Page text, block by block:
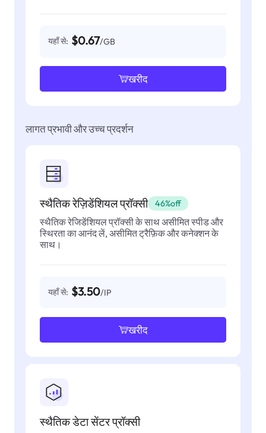
यहाँ से: $0.67/GB
खरीद
लागत प्रभावी और उच्च प्रदर्शन
स्थैतिक रेज़िडेंशियल प्रॉक्सी 46%off
स्थैतिक रेजिडेंशियल प्रॉक्सी के साथ असीमित स्पीड और
स्थिरता का आनंद लें, असीमित ट्रैफ़िक और कनेक्शन के
साथ।
यहाँ से: $3.50/IP
खरीद
स्थैतिक डेटा सेंटर प्रॉक्सी